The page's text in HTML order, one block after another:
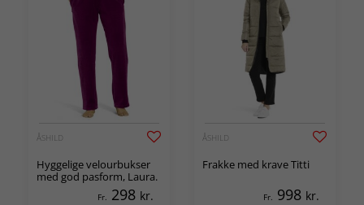
ÅSHILD
Hyggelige velourbukser
med god pasform, Laura.
Fr. 298 kr.
ÅSHILD
Frakke med krave Titti
Fr. 998 kr.